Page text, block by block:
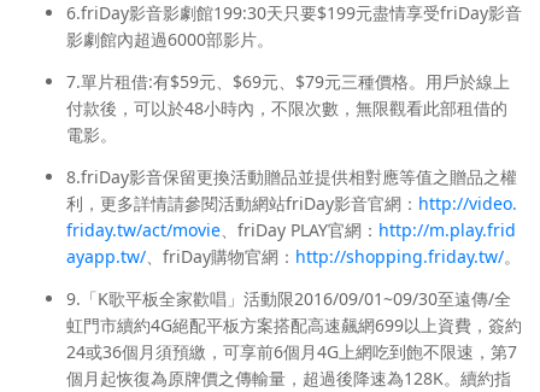
6.friDay影音影劇館199:30天只要$199元盡情享受friDay影音
影劇館內超過6000部影片。
7.單片租借:有$59元、$69元、$79元三種價格。用戶於線上
付款後，可以於48小時內，不限次數，無限觀看此部租借的
電影。
8.friDay影音保留更換活動贈品並提供相對應等值之贈品之權
利，更多詳情請參閱活動網站friDay影音官網： http://video.
friday.tw/act/movie、friDay PLAY官網： http://m.play.frid
ayapp.tw/、friDay購物官網： http://shopping.friday.tw/。
9.「K歌平板全家歡唱」活動限2016/09/01~09/30至遠傳/全
虹門市續約4G絕配平板方案搭配高速飆網699以上資費，簽約
24或36個月須預繳，可享前6個月4G上網吃到飽不限速，第7
個月起恢復為原牌價之傳輸量，超過後降速為128K。續約指